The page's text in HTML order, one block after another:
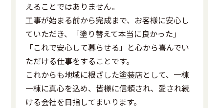
えることではありません。
工事が始まる前から完成まで、お客様に安心し
ていただき、「塗り替えて本当に良かった」
「これで安心して暮らせる」と心から喜んでい
ただける仕事をすることです。
これからも地域に根ざした塗装店として、一棟
一棟に真心を込め、皆様に信頼され、愛され続
ける会社を目指してまいります。